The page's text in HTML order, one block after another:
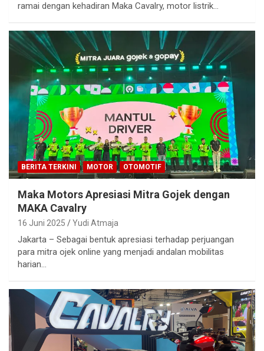
ramai dengan kehadiran Maka Cavalry, motor listrik…
BERITA TERKINI MOTOR OTOMOTIF
Maka Motors Apresiasi Mitra Gojek dengan
MAKA Cavalry
16 Juni 2025 Yudi Atmaja
Jakarta – Sebagai bentuk apresiasi terhadap perjuangan
para mitra ojek online yang menjadi andalan mobilitas
harian…